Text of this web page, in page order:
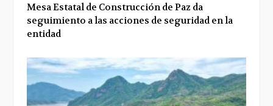
Mesa Estatal de Construcción de Paz da
seguimiento a las acciones de seguridad en la
entidad